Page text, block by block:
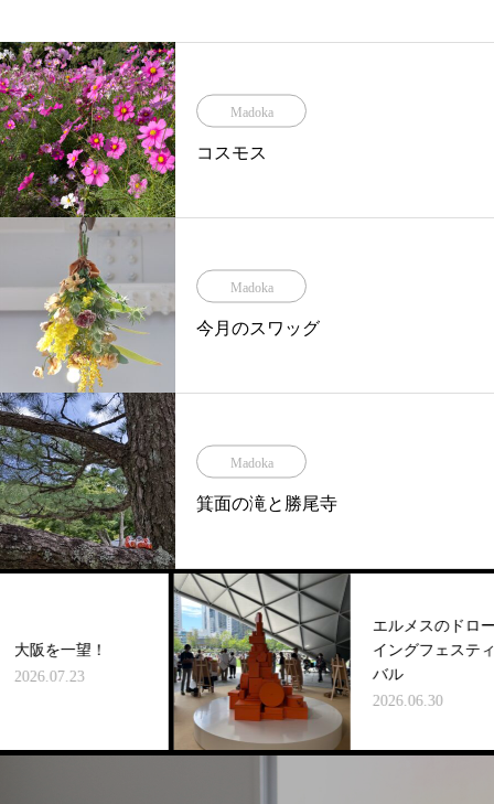
Madoka
コスモス
Madoka
今月のスワッグ
Madoka
箕面の滝と勝尾寺
を一望！
エルメスのドロー
イングフェスティ
バル
2026.06.30